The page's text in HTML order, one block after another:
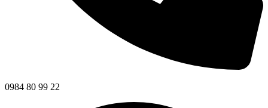
0984 80 99 22